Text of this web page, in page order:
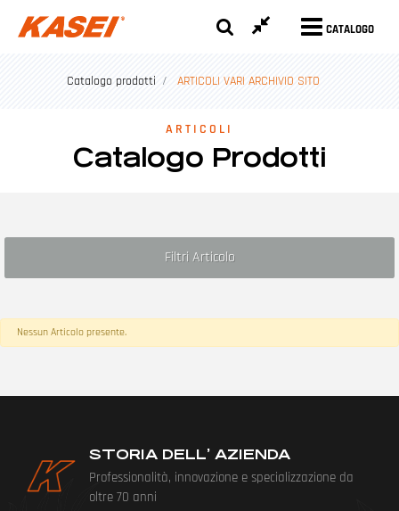
CATALOGO
Catalogo prodotti ARTICOLI VARI ARCHIVIO SITO
ARTICOLI
Catalogo Prodotti
Filtri Articolo
Nessun Articolo presente.
STORIA DELL’ AZIENDA
Professionalità, innovazione e specializzazione da
oltre 70 anni